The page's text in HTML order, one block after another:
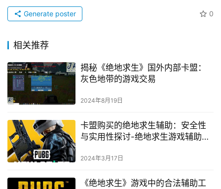
0
Generate poster
相关推荐
揭秘《绝地求生》国外内部卡盟：
灰色地带的游戏交易
2024年8月19日
卡盟购买的绝地求生辅助：安全性
与实用性探讨-绝地求生游戏辅助工
2024年3月17日
《绝地求生》游戏中的合法辅助工